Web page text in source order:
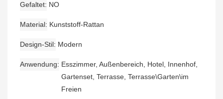
Gefaltet NO
Material Kunststoff-Rattan
Design-Stil Modern
Anwendung
Esszimmer, Außenbereich, Hotel, Innenhof,
Gartenset, Terrasse, Terrasse\Garten\im
Freien